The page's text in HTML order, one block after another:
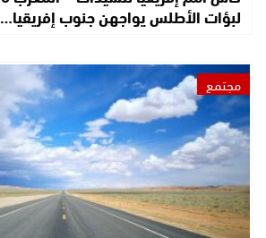
لبؤات الأطلس يواجهن جنوب إفريقيا…
مجتمع